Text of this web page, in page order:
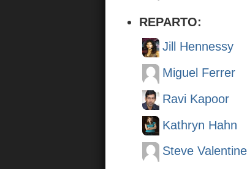
REPARTO:
Jill Hennessy
Miguel Ferrer
Ravi Kapoor
Kathryn Hahn
Steve Valentine